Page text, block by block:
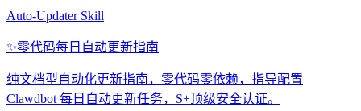
Auto-Updater Skill
✨零代码每日自动更新指南
纯文档型自动化更新指南，零代码零依赖，指导配置
Clawdbot 每日自动更新任务，S+顶级安全认证。